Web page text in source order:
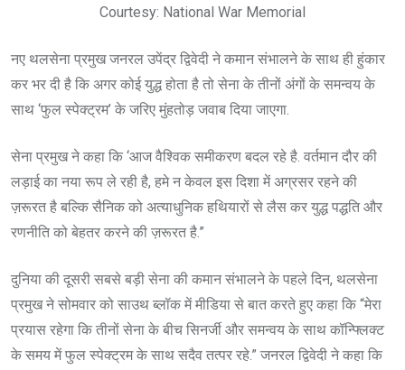
Courtesy: National War Memorial
नए थलसेना प्रमुख जनरल उपेंद्र द्विवेदी ने कमान संभालने के साथ ही हुंकार
कर भर दी है कि अगर कोई युद्ध होता है तो सेना के तीनों अंगों के समन्वय के
साथ ‘फुल स्पेक्ट्रम’ के जरिए मुंहतोड़ जवाब दिया जाएगा.
सेना प्रमुख ने कहा कि ‘आज वैश्विक समीकरण बदल रहे है. वर्तमान दौर की
लड़ाई का नया रूप ले रही है, हमे न केवल इस दिशा में अग्रसर रहने की
ज़रूरत है बल्कि सैनिक को अत्याधुनिक हथियारों से लैस कर युद्ध पद्धति और
रणनीति को बेहतर करने की ज़रूरत है.”
दुनिया की दूसरी सबसे बड़ी सेना की कमान संभालने के पहले दिन, थलसेना
प्रमुख ने सोमवार को साउथ ब्लॉक में मीडिया से बात करते हुए कहा कि “मेरा
प्रयास रहेगा कि तीनों सेना के बीच सिनर्जी और समन्वय के साथ कॉन्फ्लिक्ट
के समय में फुल स्पेक्ट्रम के साथ सदैव तत्पर रहे.” जनरल द्विवेदी ने कहा कि